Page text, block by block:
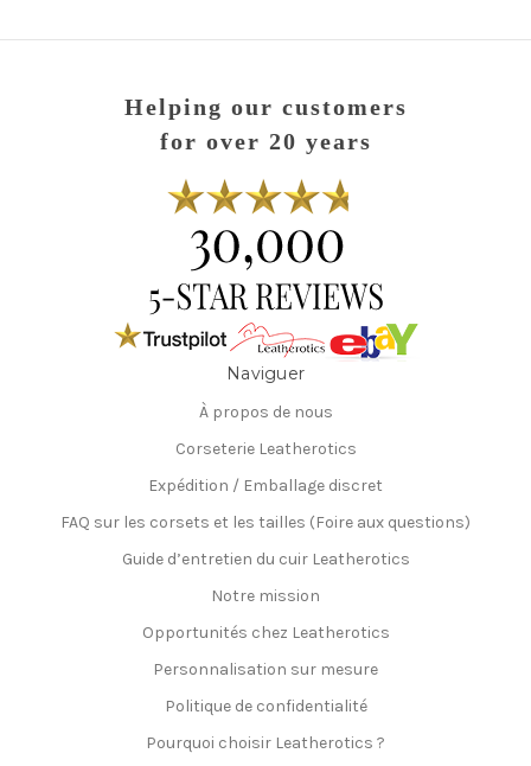
Helping our customers
for over 20 years
Naviguer
À propos de nous
Corseterie Leatherotics
Expédition / Emballage discret
FAQ sur les corsets et les tailles (Foire aux questions)
Guide d’entretien du cuir Leatherotics
Notre mission
Opportunités chez Leatherotics
Personnalisation sur mesure
Politique de confidentialité
Pourquoi choisir Leatherotics ?